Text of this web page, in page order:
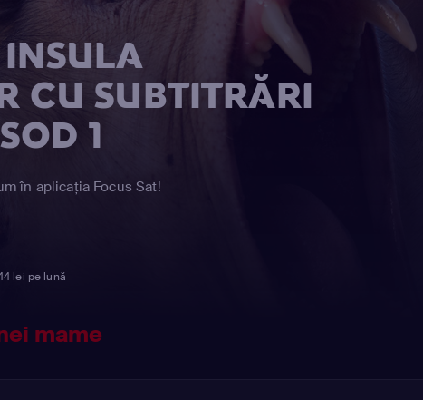
INSULA
CU SUBTITRĂRI
1
în aplicația Focus Sat!
lei pe lună
mame